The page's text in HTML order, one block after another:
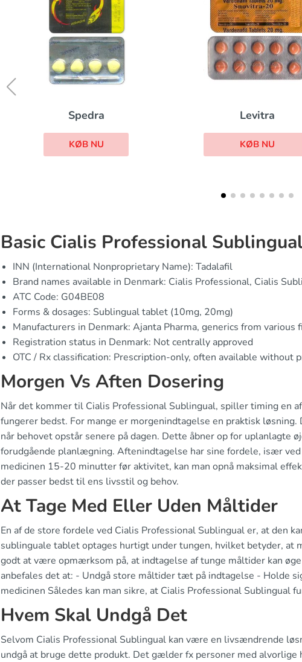
Levitra
KØB NU
Lasix
KØB NU
Basic Cialis Professional
INN (International Nonproprietary Name): Tadalafil
Brand names available in Denmark: Cialis Professional, Cialis
ATC Code: G04BE08
Forms & dosages: Sublingual tablet (10mg, 20mg)
Manufacturers in Denmark: Ajanta Pharma, generics from various
Registration status in Denmark: Not centrally approved
OTC / Rx classification: Prescription-only, often available without
Morgen Vs Aften Dosering
Når det kommer til Cialis Professional Sublingual, spiller timing en
fungerer bedst. For mange er morgenindtagelse en praktisk
når behovet opstår senere på dagen. Dette åbner op for uplanlagte
forudgående planlægning. Aftenindtagelse har sine fordele, især
medicinen 15-20 minutter før aktivitet, kan man opnå maksimal
der passer bedst til ens livsstil og behov.
At Tage Med Eller Uden Måltider
En af de store fordele ved Cialis Professional Sublingual er, at den
sublinguale tablet optages hurtigt under tungen, hvilket betyder, at
godt at være opmærksom på, at indtagelse af tunge måltider kan
anbefales det at: - Undgå store måltider tæt på indtagelse - Holde
medicinen Således kan man sikre, at Cialis Professional Sublingual
Hvem Skal Undgå Det
Selvom Cialis Professional Sublingual kan være en livsændrende
undgå at bruge dette produkt. Det gælder fx personer med